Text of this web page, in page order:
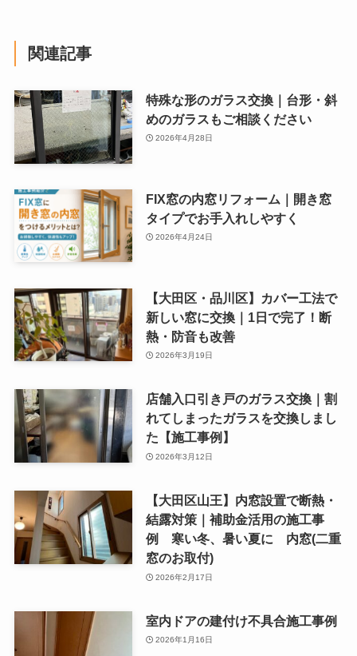
関連記事
特殊な形のガラス交換｜台形・斜
めのガラスもご相談ください
2026年4月28日
FIX窓の内窓リフォーム｜開き窓
タイプでお手入れしやすく
2026年4月24日
【大田区・品川区】カバー工法で
新しい窓に交換｜1日で完了！断
熱・防音も改善
2026年3月19日
店舗入口引き戸のガラス交換｜割
れてしまったガラスを交換しまし
た【施工事例】
2026年3月12日
【大田区山王】内窓設置で断熱・
結露対策｜補助金活用の施工事
例 寒い冬、暑い夏に 内窓(二重
窓のお取付)
2026年2月17日
室内ドアの建付け不具合施工事例
2026年1月16日